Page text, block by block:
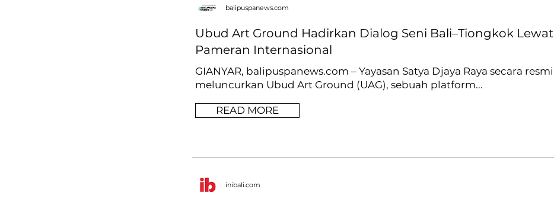
balipuspanews.com
Ubud Art Ground Hadirkan Dialog Seni Bali–Tiongkok Lewat
Pameran Internasional
GIANYAR, balipuspanews.com – Yayasan Satya Djaya Raya secara resmi
meluncurkan Ubud Art Ground (UAG), sebuah platform...
READ MORE
inibali.com